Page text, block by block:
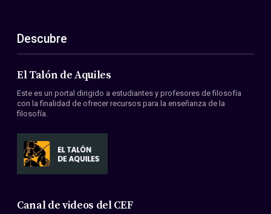
ES
EN
Acerca de nosotros
Miembros
Convenios
Descubre
El Talón de Aquiles
Este es un portal dirigido a estudiantes y profesores de filosofía
con la finalidad de ofrecer recursos para la enseñanza de la
filosofía.
Canal de videos del CEF